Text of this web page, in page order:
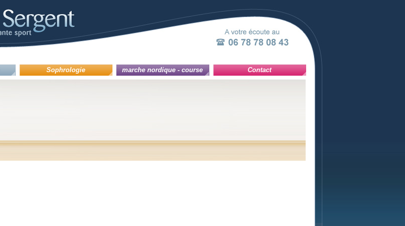
Sophrologie marche nordique - course Contact